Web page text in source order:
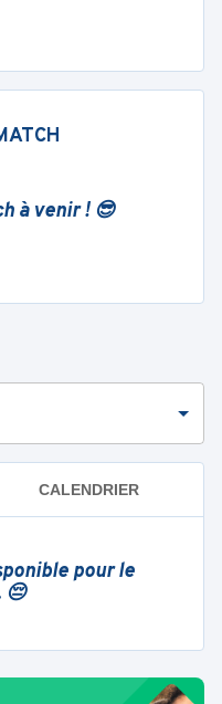
à venir ! 😎
CALENDRIER
pour le
😔